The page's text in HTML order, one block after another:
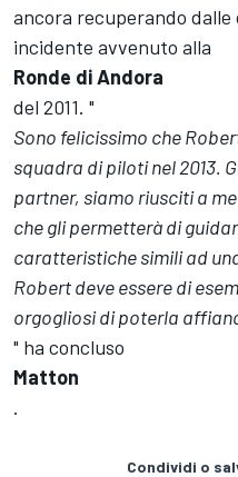
ancora recuperando
incidente avvenuto alla
Ronde di Andora
del 2011. "
Sono felicissimo che
squadra di piloti nel 2013.
partner, siamo riusciti a
che gli permetterà di
caratteristiche simili ad
Robert deve essere di
orgogliosi di poterla
" ha concluso
Matton
.
Condividi o